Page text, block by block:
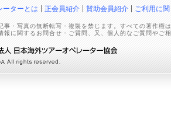
ーターとは 正会員紹介 賛助会員紹介 ご利用に
事・写真の無断転写・複製を禁じます。すべての著作権
報に関するお問合せ・ご質問、又、個人的なご質問やご